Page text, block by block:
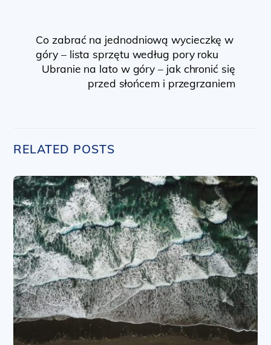
Co zabrać na jednodniową wycieczkę w
góry – lista sprzętu według pory roku
Ubranie na lato w góry – jak chronić się
przed słońcem i przegrzaniem
RELATED POSTS